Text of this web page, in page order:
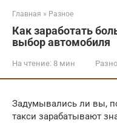
Главная » Разное
Как заработать
выбор автомобиля
На чтение: 8 мин
Задумывались ли вы,
такси зарабатывают